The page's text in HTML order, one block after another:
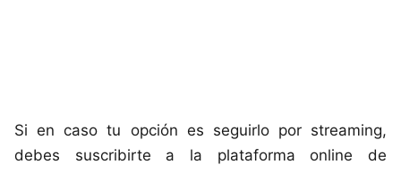
Si en caso tu opción es seguirlo por streaming,
debes suscribirte a la plataforma online de